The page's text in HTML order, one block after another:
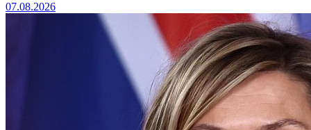
07.08.2026